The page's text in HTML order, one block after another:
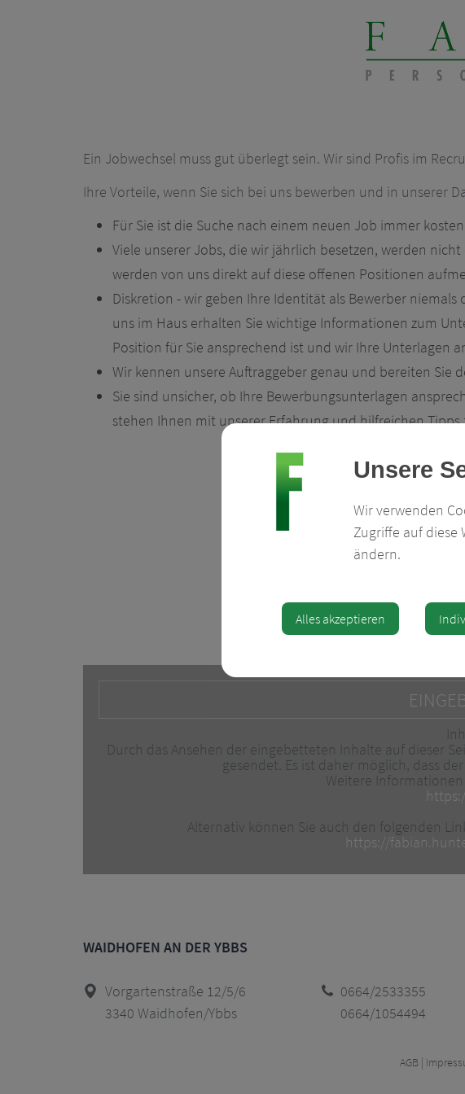
UNTERNEHMEN
Ein Jobwechsel muss gut überlegt sein. Wir sind Profis im
Ihre Vorteile, wenn Sie sich bei uns bewerben und in unserer
Für Sie ist die Suche nach einem neuen Job immer
Viele unserer Jobs, die wir jährlich besetzen, werden
werden von uns direkt auf diese offenen Positionen
Diskretion - wir geben Ihre Identität als Bewerber
uns im Haus erhalten Sie wichtige Informationen zum
Position für Sie ansprechend ist und wir Ihre Unterlagen
Wir kennen unsere Auftraggeber genau und bereiten Sie
Sie sind unsicher, ob Ihre Bewerbungsunterlagen
stehen Ihnen mit unserer Erfahrung und hilfreichen Tipps
Durch das Ansehen der eingebetteten Inhalte auf dieser
gesendet. Es ist daher möglich, dass
Weitere
Alternativ können Sie auch den folgenden
https://
WAIDHOFEN AN DER YBBS
Vorgartenstraße 12/5/6
3340 Waidhofen/Ybbs
0664/2533355
0664/1054494
AGB|
Unsere
Wir verwenden
Zugriffe auf diese
ändern.
Alles akzeptieren